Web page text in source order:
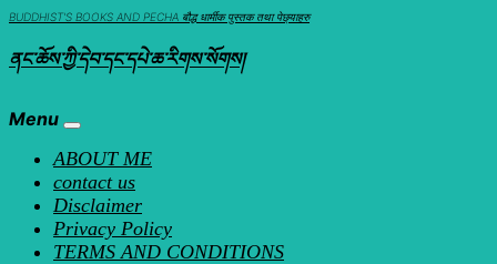
Skip
content
BUDDHIST'S BOOKS AND PECHA बौद्ध धार्मीक पुस्तक तथा पेछ्याहरु
ནང་ཆོས་ཀྱི་དེབ་དང་དཔེ་ཆ་རིགས་སོགས།
Menu
ABOUT ME
contact us
Disclaimer
Privacy Policy
TERMS AND CONDITIONS